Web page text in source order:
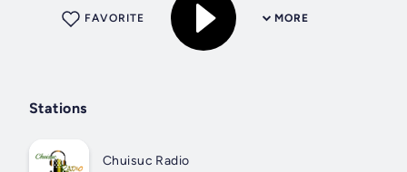
MORE
FAVORITE
Stations
Chuisuc Radio